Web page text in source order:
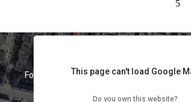
5
For development purposes only
This page can't load Google
Do you own this website?